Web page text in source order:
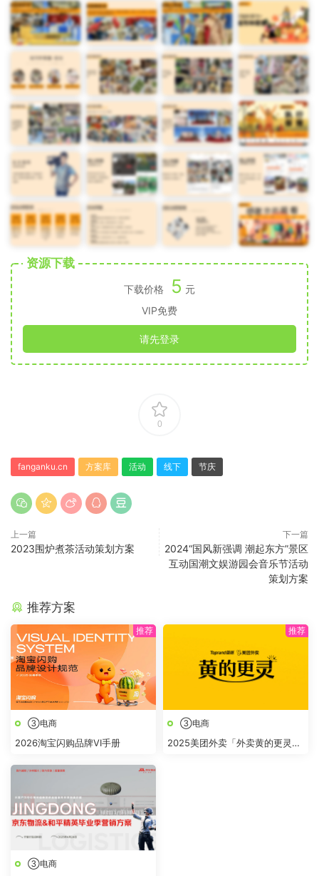
资源下载
下载价格 5 元
VIP免费
请先登录
0
fanganku.cn 方案库 活动 线下 节庆
上一篇
2023围炉煮茶活动策划方案
下一篇
2024“国风新强调 潮起东方”景区
互动国潮文娱游园会音乐节活动
策划方案
推荐方案
③电商
2026淘宝闪购品牌VI手册
③电商
2025美团外卖「外卖黄的更灵
③电商